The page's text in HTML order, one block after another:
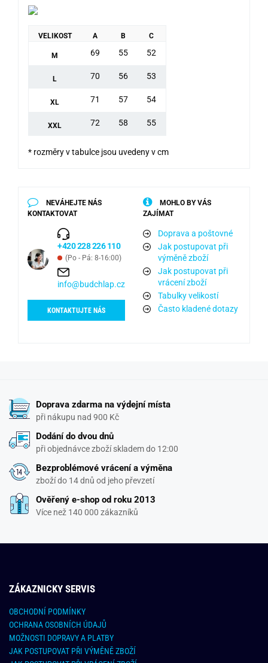
VELIKOST A B C
M 69 55 52
L 70 56 53
XL 71 57 54
XXL 72 58 55
* rozměry v tabulce jsou uvedeny v cm
NEVÁHEJTE NÁS
KONTAKTOVAT
+420 228 226 110
(Po - Pá: 8-16:00)
info@budchlap.cz
KONTAKTUJTE NÁS
MOHLO BY VÁS
ZAJÍMAT
Doprava a poštovné
Jak postupovat při
výměně zboží
Jak postupovat při
vrácení zboží
Tabulky velikostí
Často kladené dotazy
Doprava zdarma na výdejní místa
při nákupu nad 900 Kč
Dodání do dvou dnů
při objednávce zboží skladem do 12:00
Bezproblémové vrácení a výměna
zboží do 14 dnů od jeho převzetí
Ověřený e-shop od roku 2013
Více než 140 000 zákazníků
ZÁKAZNICKY SERVIS
OBCHODNÍ PODMÍNKY
OCHRANA OSOBNÍCH ÚDAJŮ
MOŽNOSTI DOPRAVY A PLATBY
JAK POSTUPOVAT PŘI VÝMĚNĚ ZBOŽÍ